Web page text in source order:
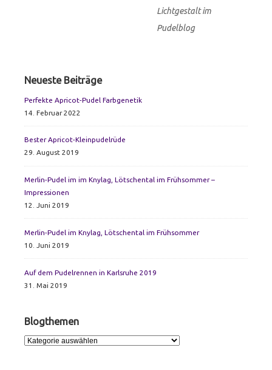
Lichtgestalt im
Pudelblog
Primary
Sidebar
Neueste Beiträge
Perfekte Apricot-Pudel Farbgenetik
14. Februar 2022
Bester Apricot-Kleinpudelrüde
29. August 2019
Merlin-Pudel im im Knylag, Lötschental im Frühsommer –
Impressionen
12. Juni 2019
Merlin-Pudel im Knylag, Lötschental im Frühsommer
10. Juni 2019
Auf dem Pudelrennen in Karlsruhe 2019
31. Mai 2019
Blogthemen
Blogthemen